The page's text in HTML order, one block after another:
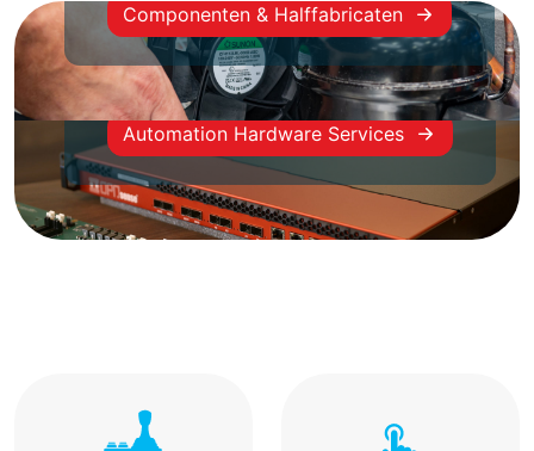
Componenten & Halffabricaten
Co-Creation/ Smart
Systems
Automation Hardware Services